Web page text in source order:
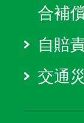
合補
自賠
交通